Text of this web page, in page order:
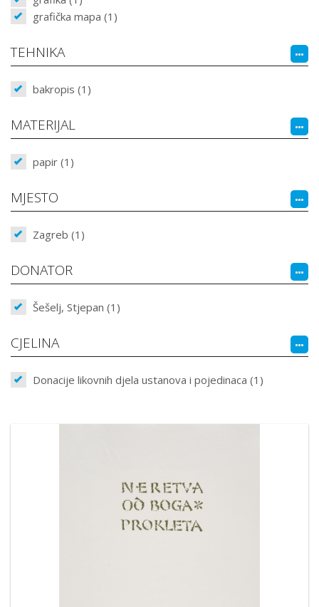
grafička mapa (1)
TEHNIKA
bakropis (1)
MATERIJAL
papir (1)
MJESTO
Zagreb (1)
DONATOR
Šešelj, Stjepan (1)
CJELINA
Donacije likovnih djela ustanova i pojedinaca (1)